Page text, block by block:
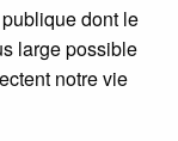
dont le
large possible
notre vie